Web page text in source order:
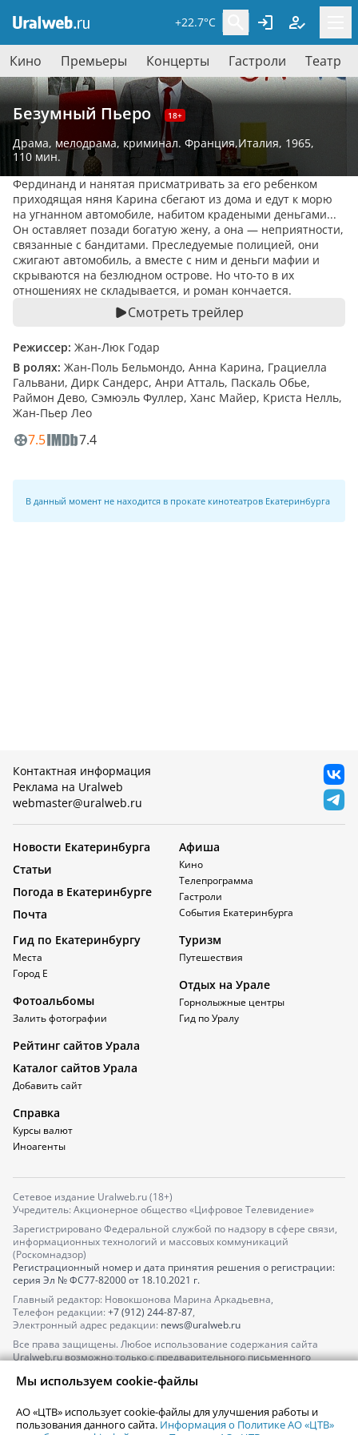
+22.7°C
Кино Премьеры Концерты Гастроли Театр
Безумный Пьеро 18+
Драма, мелодрама, криминал. Франция,Италия, 1965,
110 мин.
Фердинанд и нанятая присматривать за его ребенком
приходящая няня Карина сбегают из дома и едут к морю
на угнанном автомобиле, набитом крадеными деньгами...
Он оставляет позади богатую жену, а она — неприятности,
связанные с бандитами. Преследуемые полицией, они
сжигают автомобиль, а вместе с ним и деньги мафии и
скрываются на безлюдном острове. Но что-то в их
отношениях не складывается, и роман кончается.
Смотреть трейлер
Режиссер: Жан-Люк Годар
В ролях: Жан-Поль Бельмондо, Анна Карина, Грациелла
Гальвани, Дирк Сандерс, Анри Атталь, Паскаль Обье,
Раймон Дево, Сэмюэль Фуллер, Ханс Майер, Криста Нелль,
Жан-Пьер Лео
7.5 7.4
В данный момент не находится в прокате кинотеатров Екатеринбурга
Контактная информация
Реклама на Uralweb
webmaster@uralweb.ru
Новости Екатеринбурга
Статьи
Погода в Екатеринбурге
Почта
Афиша
Кино
Телепрограмма
Гастроли
События Екатеринбурга
Гид по Екатеринбургу
Места
Город Е
Фотоальбомы
Залить фотографии
Туризм
Путешествия
Отдых на Урале
Горнолыжные центры
Гид по Уралу
Рейтинг сайтов Урала
Каталог сайтов Урала
Добавить сайт
Справка
Курсы валют
Иноагенты
Сетевое издание Uralweb.ru (18+)
Учредитель: Акционерное общество «Цифровое Телевидение»
Зарегистрировано Федеральной службой по надзору в сфере связи,
информационных технологий и массовых коммуникаций
(Роскомнадзор)
Регистрационный номер и дата принятия решения о регистрации:
серия Эл № ФС77-82000от 18.10.2021 г.
Главный редактор: Новокшонова Марина Аркадьевна,
Телефон редакции: +7 (912) 244-87-87,
Электронный адрес редакции: news@uralweb.ru
Все права защищены. Любое использование содержания сайта
Uralweb.ru возможно только с предварительного письменного
По вопросам размещения рекламы обращайтесь по тел.
По вопросам размещения информации в разделе «Афиша»
Мы используем cookie-файлы
АО «ЦТВ» использует cookie-файлы для улучшения работы и
пользования данного сайта. Информация о Политике АО «ЦТВ»